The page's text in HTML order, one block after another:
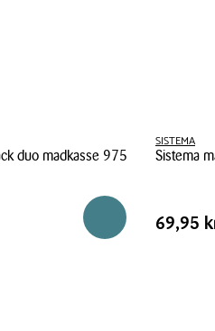
duo madkasse 975
Reservér i butik
SISTEMA
Sistema
madkasse
2
Pris
Pris
69,95